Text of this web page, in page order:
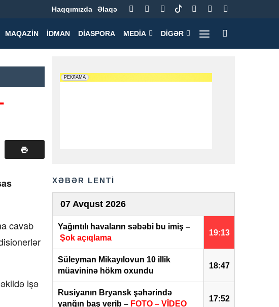
Haqqımızda Əlaqə
MAQAZIN İDMAN DIASPORA MEDIA DIGƏR
cavab
işə
XƏBƏR LENTİ
07 Avqust 2026
19:13
Yağıntılı havaların səbəbi bu imiş –
Şok açıqlama
18:47
Süleyman Mikayılovun 10 illik
müavininə hökm oxundu
17:52
Rusiyanın Bryansk şəhərində
yanğın baş verib – FOTO – VİDEO